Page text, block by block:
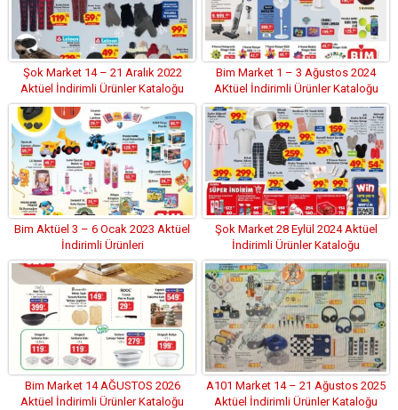
Şok Market 14 – 21 Aralık 2022
Aktüel İndirimli Ürünler Kataloğu
Bim Market 1 – 3 Ağustos 2024
AKtüel İndirimli Ürünler Kataloğu
Bim Aktüel 3 – 6 Ocak 2023 Aktüel
İndirimli Ürünleri
Şok Market 28 Eylül 2024 Aktüel
İndirimli Ürünler Kataloğu
Bim Market 14 AĞUSTOS 2026
Aktüel İndirimli Ürünler Kataloğu
A101 Market 14 – 21 Ağustos 2025
Aktüel İndirimli Ürünler Kataloğu